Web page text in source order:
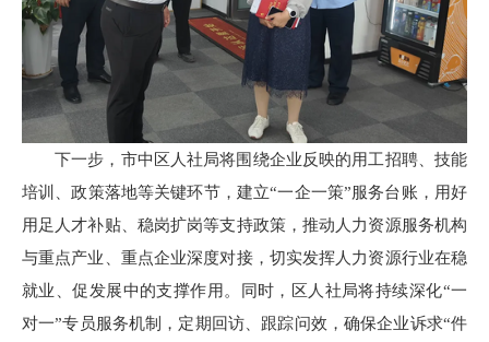
下一步，市中区人社局将围绕企业反映的用工招聘、技能
培训、政策落地等关键环节，建立“一企一策”服务台账，用好
用足人才补贴、稳岗扩岗等支持政策，推动人力资源服务机构
与重点产业、重点企业深度对接，切实发挥人力资源行业在稳
就业、促发展中的支撑作用。同时，区人社局将持续深化“一
对一”专员服务机制，定期回访、跟踪问效，确保企业诉求“件